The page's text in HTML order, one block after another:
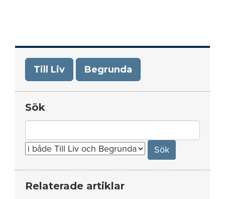
Till Liv Begrunda
Sök
for:
Relaterade artiklar